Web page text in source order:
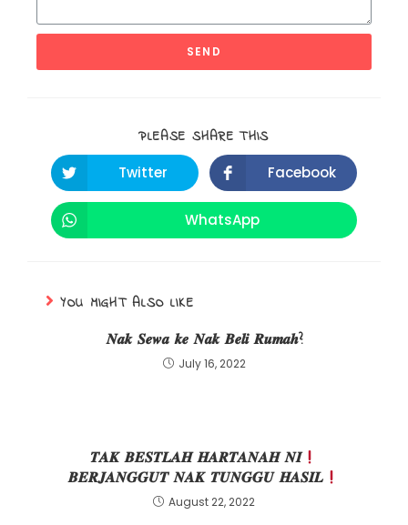
SEND
PLEASE SHARE THIS
Twitter
Facebook
WhatsApp
YOU MIGHT ALSO LIKE
𝑵𝒂𝒌 𝑺𝒆𝒘𝒂 𝒌𝒆 𝑵𝒂𝒌 𝑩𝒆𝒍𝒊 𝑹𝒖𝒎𝒂𝒉?
July 16, 2022
𝑻𝑨𝑲 𝑩𝑬𝑺𝑻𝑳𝑨𝑯 𝑯𝑨𝑹𝑻𝑨𝑵𝑨𝑯 𝑵𝑰
𝑩𝑬𝑹𝑱𝑨𝑵𝑮𝑮𝑼𝑻 𝑵𝑨𝑲 𝑻𝑼𝑵𝑮𝑮𝑼 𝑯𝑨𝑺𝑰𝑳
August 22, 2022